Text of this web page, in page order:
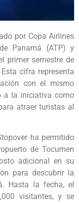
por Copa Airlines
Panamá (ATP) y
primer semestre de
cifra representa
con el mismo
a la iniciativa como
atraer turistas al
ha permitido
de Tocumen
adicional en su
para descubrir la
Hasta la fecha, el
visitantes, y se